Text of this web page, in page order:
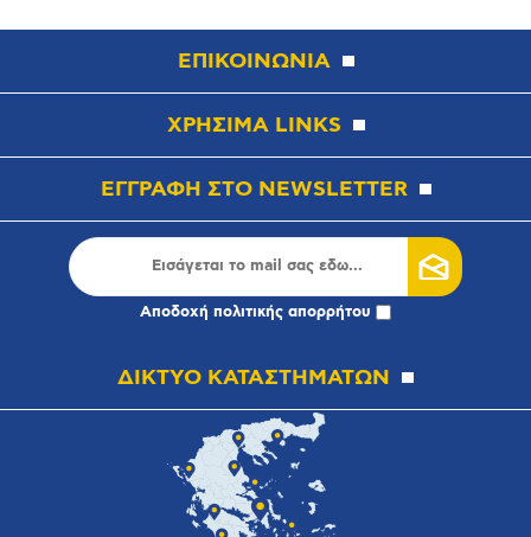
ΕΠΙΚΟΙΝΩΝΙΑ
ΧΡΗΣΙΜΑ LINKS
ΕΓΓΡΑΦΗ ΣΤΟ NEWSLETTER
Αποδοχή πολιτικής απορρήτου
ΔΙΚΤΥΟ ΚΑΤΑΣΤΗΜΑΤΩΝ